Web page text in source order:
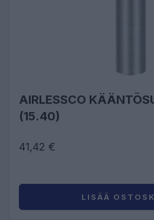
AIRLESSCO
(15.40)
41,42 €
LISÄÄ